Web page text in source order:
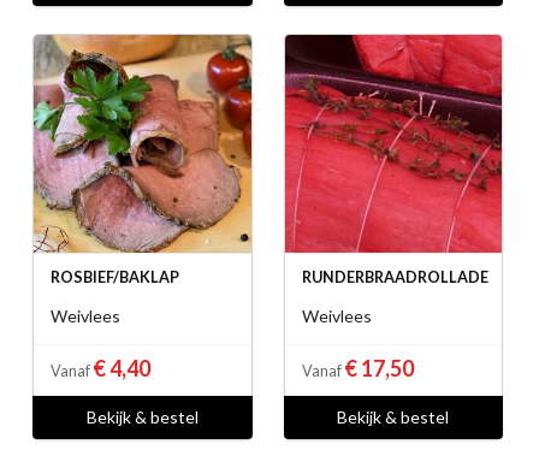
ROSBIEF/BAKLAP
Weivlees
Vanaf € 4,40
Bekijk & bestel
RUNDERBRAADROLLADE
Weivlees
Vanaf € 17,50
Bekijk & bestel